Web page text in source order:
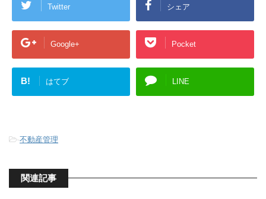
Twitter シェア
Google+ Pocket
B! はてブ LINE
-不動産管理
関連記事